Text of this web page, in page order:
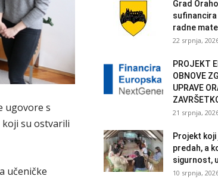
ugovore s
koji su ostvarili
učeničke
Grad
radne
22 srpnja,
PROJEKT
OBNOVE
UPRAVE
21 srpnja,
Projekt
predah, a
sigurnost,
10 srpnja,